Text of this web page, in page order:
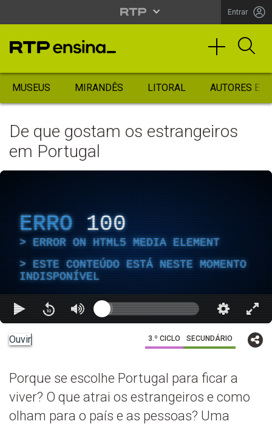
Entrar
MUSEUS MIRANDÊS LITORAL AUTORES
De que gostam os estrangeiros
em Portugal
ERRO 100
ERROR ON HTML5 MEDIA ELEMENT
ESTE CONTEÚDO ESTÁ NESTE MOMENTO
INDISPONÍVEL
Ouvir 3.º CICLO SECUNDÁRIO
Porque se escolhe Portugal para ficar a
viver? O que atrai os estrangeiros e como
olham para o país e as pessoas? Uma